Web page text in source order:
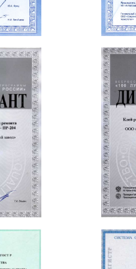
ремонту
БХЗ
применению клея
пластырей для
размеров
радиальных